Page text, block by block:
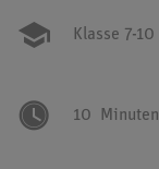
Klasse 7-10
10 Minuten